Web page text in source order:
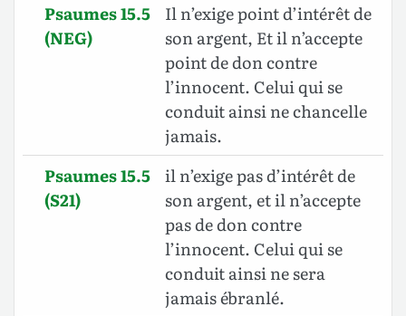
Psaumes 15.5
(NEG)
Il n’exige point d’intérêt de
son argent, Et il n’accepte
point de don contre
l’innocent. Celui qui se
conduit ainsi ne chancelle
jamais.
Psaumes 15.5
(S21)
il n’exige pas d’intérêt de
son argent, et il n’accepte
pas de don contre
l’innocent. Celui qui se
conduit ainsi ne sera
jamais ébranlé.